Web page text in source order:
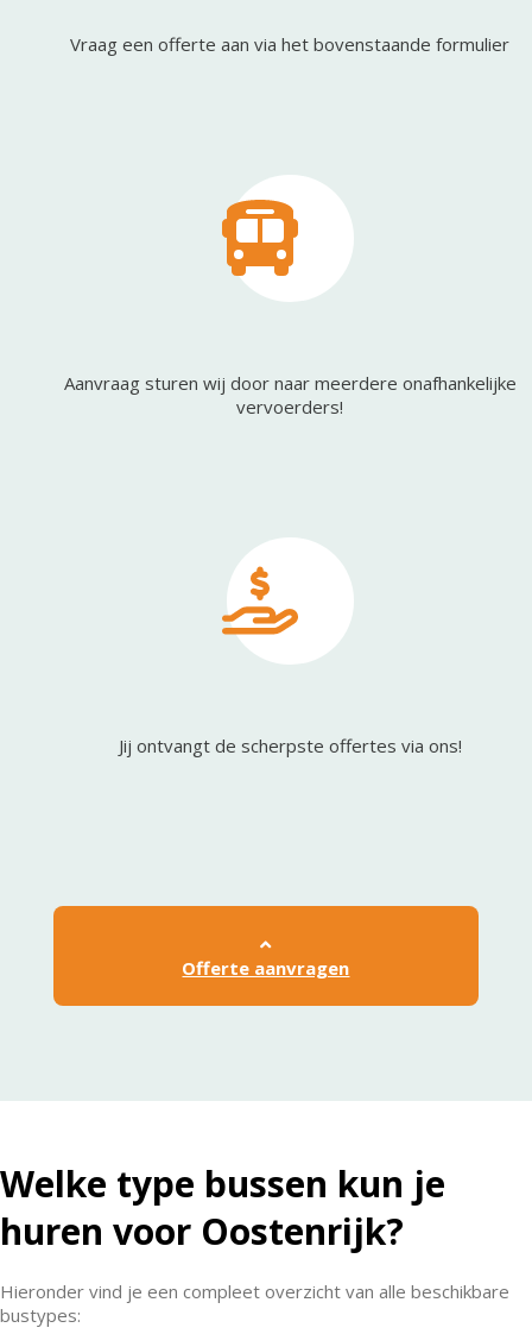
Vraag een offerte aan via het bovenstaande formulier
Aanvraag sturen wij door naar meerdere onafhankelijke
vervoerders!
Jij ontvangt de scherpste offertes via ons!
Offerte aanvragen
Welke type bussen kun je
huren voor Oostenrijk?
Hieronder vind je een compleet overzicht van alle beschikbare
bustypes: